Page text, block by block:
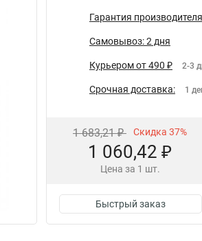
Гарантия
Самовывоз: 2 дня
Курьером от 490 ₽ 2-3
Срочная доставка: 1
1 683,21 ₽ Скидка 37%
1 060,42 ₽
Цена за 1 шт.
Быстрый заказ